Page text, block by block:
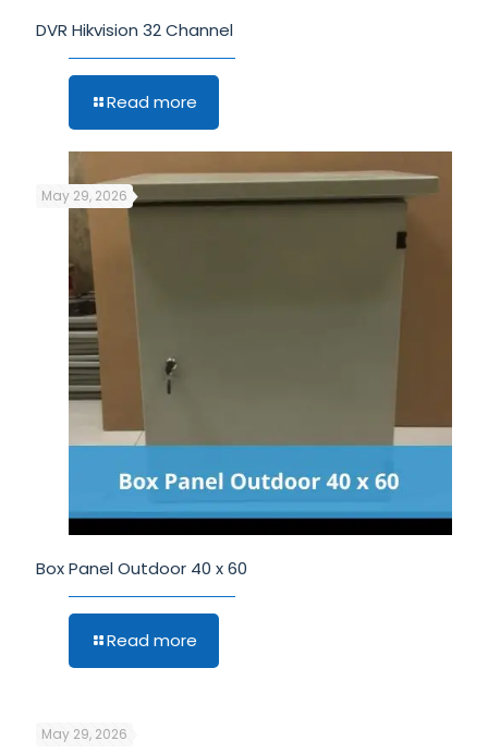
DVR Hikvision 32 Channel
Read more
May 29, 2026
Box Panel Outdoor 40 x 60
Read more
May 29, 2026